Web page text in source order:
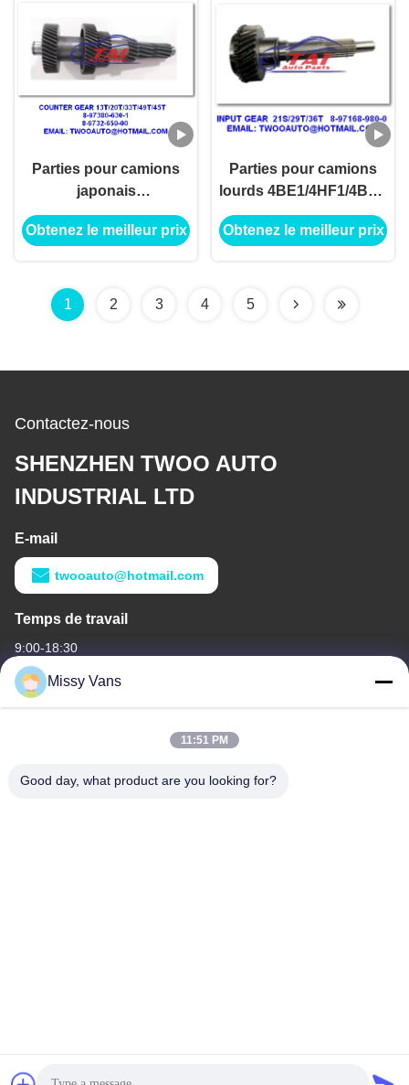
Parties pour camions
japonais
13T/20T/33T/49T/45T, 8-
97380-630-1 8-9732-659-
Obtenez le meilleur prix
Parties pour camions
lourds 4BE1/4HF1/4BD1
MXA5R
Obtenez le meilleur prix
1 2 3 4 5
Contactez-nous
SHENZHEN TWOO AUTO
INDUSTRIAL LTD
E-mail
twooauto@hotmail.com
Temps de travail
9:00-18:30
Notre adresse
N° 8028, centre industriel Jincheng, rue Lixin Sud, rue Fuyong,
Missy Vans
11:51 PM
Good day, what product are you looking for?